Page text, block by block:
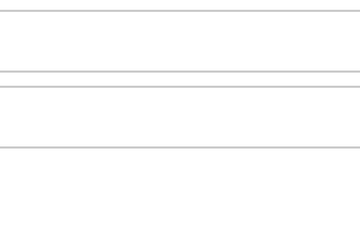
como cooperado.
dono ao mesmo tempo.